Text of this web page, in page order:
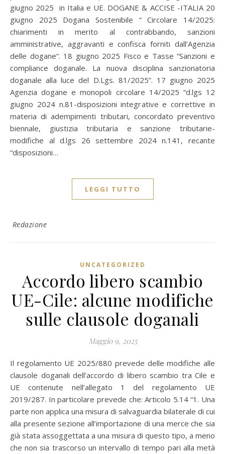
giugno 2025 in Italia e UE. DOGANE & ACCISE -ITALIA 20
giugno 2025 Dogana Sostenibile “ Circolare 14/2025:
chiarimenti in merito al contrabbando, sanzioni
amministrative, aggravanti e confisca forniti dall’Agenzia
delle dogane“. 18 giugno 2025 Fisco e Tasse “Sanzioni e
compliance doganale. La nuova disciplina sanzionatoria
doganale alla luce del D.Lgs. 81/2025”. 17 giugno 2025
Agenzia dogane e monopoli circolare 14/2025 “d.lgs 12
giugno 2024 n.81-disposizioni integrative e correttive in
materia di adempimenti tributari, concordato preventivo
biennale, giustizia tributaria e sanzione tributarie-
modifiche al d.lgs 26 settembre 2024 n.141, recante
“disposizioni…
LEGGI TUTTO
Redazione
UNCATEGORIZED
Accordo libero scambio
UE-Cile: alcune modifiche
sulle clausole doganali
Maggio 9, 2025
Il regolamento UE 2025/880 prevede delle modifiche alle
clausole doganali dell’accordo di libero scambio tra Cile e
UE contenute nell’allegato 1 del regolamento UE
2019/287. In particolare prevede che: Articolo 5.14 “1. Una
parte non applica una misura di salvaguardia bilaterale di cui
alla presente sezione all’importazione di una merce che sia
già stata assoggettata a una misura di questo tipo, a meno
che non sia trascorso un intervallo di tempo pari alla metà